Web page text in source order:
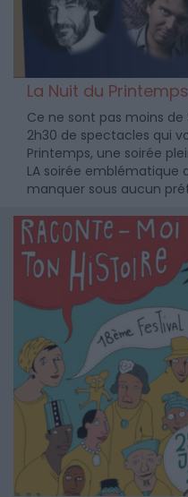
La Nuit du Printemps
Ce ne sont pas moins
2h30 de spectacles qui
Printemps, une soirée
LA soirée emblématique
manquer sous aucun